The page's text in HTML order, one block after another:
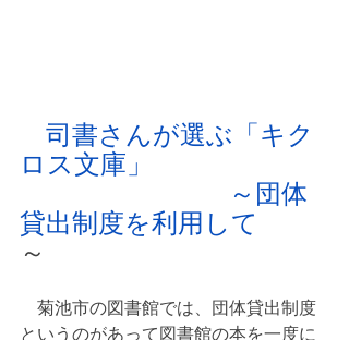
司書さんが選ぶ「キク
ロス文庫」
～団体
貸出制度を利用して
～
菊池市の図書館では、団体貸出制度
というのがあって図書館の本を一度に